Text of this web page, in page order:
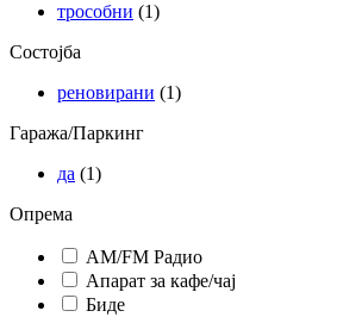
трособни (1)
Состојба
реновирани (1)
Гаража/Паркинг
да (1)
Опрема
AM/FM Радио
Апарат за кафе/чај
Биде